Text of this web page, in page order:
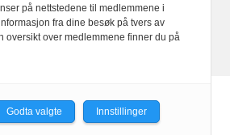
by Labrador CMS
på nettstedene til medlemmene i
fra dine besøk på tvers av
oversikt over medlemmene finner du på
Godta valgte Innstillinger